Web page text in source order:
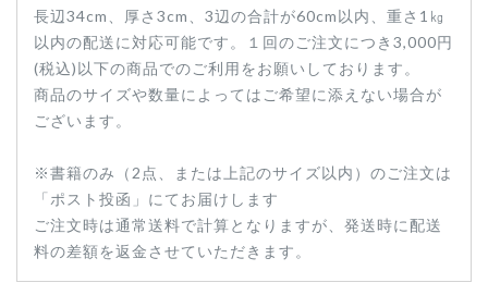
長辺34cm、厚さ3cm、3辺の合計が60cm以内、重さ1㎏
以内の配送に対応可能です。１回のご注文につき3,000円
(税込)以下の商品でのご利用をお願いしております。
商品のサイズや数量によってはご希望に添えない場合が
ございます。
※書籍のみ（2点、または上記のサイズ以内）のご注文は
「ポスト投函」にてお届けします
ご注文時は通常送料で計算となりますが、発送時に配送
料の差額を返金させていただきます。